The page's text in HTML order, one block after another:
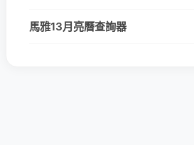
馬雅13月亮曆查詢器